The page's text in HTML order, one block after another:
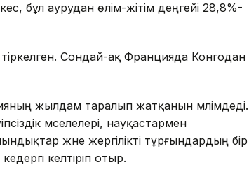
бұл аурудан өлім-жітім деңгейі 28,8%-
Сондай-ақ Францияда Конгодан
жылдам таралып жатқанын мәлімдеді.
мәселелері, науқастармен
және жергілікті тұрғындардың бір
келтіріп отыр.